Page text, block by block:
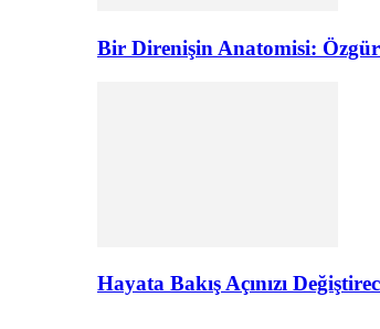
Bir Direnişin Anatomisi:
Hayata Bakış Açınızı